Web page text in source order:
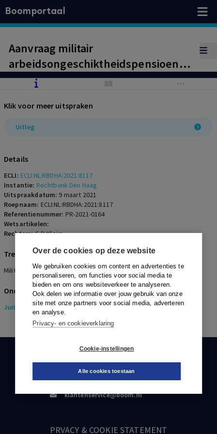
Over de cookies op deze website
We gebruiken cookies om content en advertenties te
personaliseren, om functies voor social media te
bieden en om ons websiteverkeer te analyseren.
Ook delen we informatie over jouw gebruik van onze
site met onze partners voor social media, adverteren
en analyse.
Privacy- en cookieverklaring
Cookie-instellingen
Alle cookies toestaan
Boomportaal
Aanvraag militair
arbeidsongeschiktheidspensioen
terecht afgewezen
Klik voor meer uitspraken
Uitleg
Details
ECLI: ECLI:NL:RBDHA:2021:8117
Instantie: Rechtbank Den Haag
Uitspraakdatum: 9 maart 2021
Roepnaam: ECLI:NL:RBDHA:2021:8117
Referentienummer: PR-2021-0164
Wetsartikelen:
Rechters:G.P. Kleijn
Trefwoorden
Militair, Arbeidsongeschiktheid, PTSS
Onderwerpen
Juridisch> Pensioenrecht
klantenservice@boom.nl
PRVACY & COOKIE STATEMENT